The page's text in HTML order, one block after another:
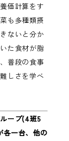
価計算をす
も多種類摂
ないと分か
た食材が脂
普段の食事
しさを学べ
ープ(4班5
一台、他の